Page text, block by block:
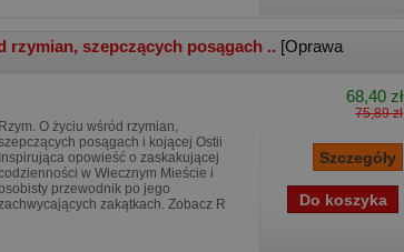
rzymian, szepczących posągach .. [Oprawa
Rzym. O życiu wśród rzymian,
posągach i kojącej Ostii
Inspirująca opowieść o zaskakującej
w Wiecznym Mieście i
przewodnik po jego
zakątkach. Zobacz R
68,40 zł
75,89 zł